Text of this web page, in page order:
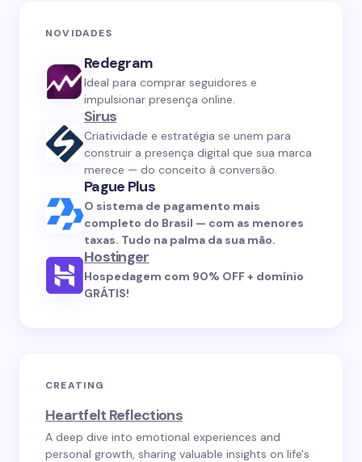
NOVIDADES
Redegram
Ideal para comprar seguidores e
impulsionar presença online.
Sirus
Criatividade e estratégia se unem para
construir a presença digital que sua marca
merece — do conceito à conversão.
Pague Plus
O sistema de pagamento mais
completo do Brasil — com as menores
taxas. Tudo na palma da sua mão.
Hostinger
Hospedagem com 90% OFF + domínio
GRÁTIS!
CREATING
Heartfelt Reflections
A deep dive into emotional experiences and
personal growth, sharing valuable insights on life's